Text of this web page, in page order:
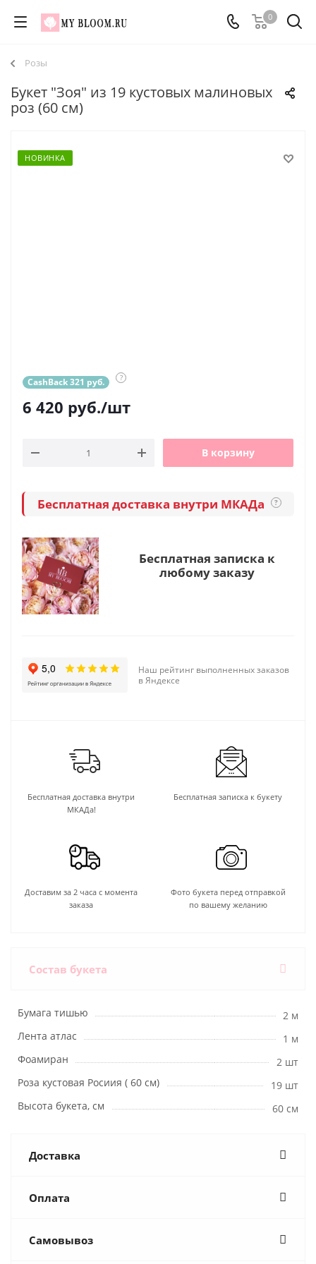
0
Розы
Букет "Зоя" из 19 кустовых малиновых
роз (60 см)
НОВИНКА
CashBack 321 руб. ?
6 420 руб./шт
В корзину
Бесплатная доставка внутри МКАДа ?
Бесплатная записка к
любому заказу
Наш рейтинг выполненных заказов
в Яндексе
Бесплатная доставка внутри
МКАДа!
Бесплатная записка к букету
Доставим за 2 часа с момента
заказа
Фото букета перед отправкой
по вашему желанию
Состав букета
Бумага тишью
2 м
Лента атлас
1 м
Фоамиран
2 шт
Роза кустовая Росиия ( 60 см)
19 шт
Высота букета, см
60 см
Доставка
Оплата
Самовывоз